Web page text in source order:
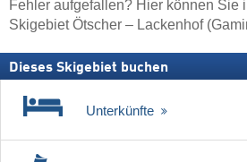
Fehler aufgefallen? Hier können Sie
Skigebiet Ötscher – Lackenhof
Dieses Skigebiet buchen
Unterkünfte